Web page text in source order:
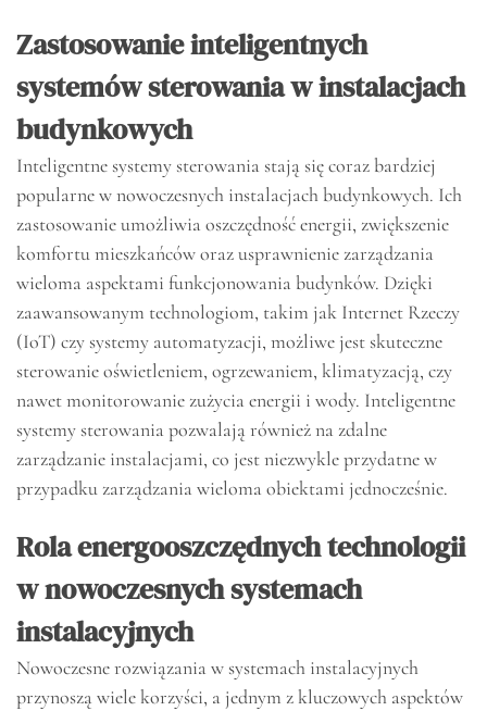
Zastosowanie inteligentnych
systemów sterowania w instalacjach
budynkowych
Inteligentne systemy sterowania stają się coraz bardziej
popularne w nowoczesnych instalacjach budynkowych. Ich
zastosowanie umożliwia oszczędność energii, zwiększenie
komfortu mieszkańców oraz usprawnienie zarządzania
wieloma aspektami funkcjonowania budynków. Dzięki
zaawansowanym technologiom, takim jak Internet Rzeczy
(IoT) czy systemy automatyzacji, możliwe jest skuteczne
sterowanie oświetleniem, ogrzewaniem, klimatyzacją, czy
nawet monitorowanie zużycia energii i wody. Inteligentne
systemy sterowania pozwalają również na zdalne
zarządzanie instalacjami, co jest niezwykle przydatne w
przypadku zarządzania wieloma obiektami jednocześnie.
Rola energooszczędnych technologii
w nowoczesnych systemach
instalacyjnych
Nowoczesne rozwiązania w systemach instalacyjnych
przynoszą wiele korzyści, a jednym z kluczowych aspektów